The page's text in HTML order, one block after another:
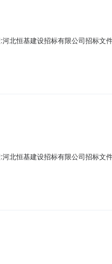
北恒基建设招标有限公司招标文
一标段1.招标条件本招标项目任
北恒基建设招标有限公司招标文
三标段1.招标条件本招标项目任